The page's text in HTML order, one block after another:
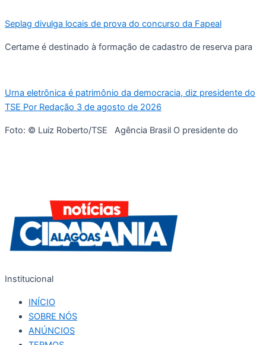
Seplag divulga locais de prova do concurso da Fapeal
Certame é destinado à formação de cadastro de reserva para
Urna eletrônica é patrimônio da democracia, diz presidente do
TSE Por Redação 3 de agosto de 2026
Foto: © Luiz Roberto/TSE Agência Brasil O presidente do
Institucional
INÍCIO
SOBRE NÓS
ANÚNCIOS